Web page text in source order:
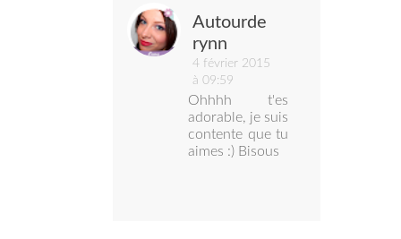
Autourde
rynn
4 février 2015
à 09:59
Ohhhh t'es
adorable, je suis
contente que tu
aimes :) Bisous